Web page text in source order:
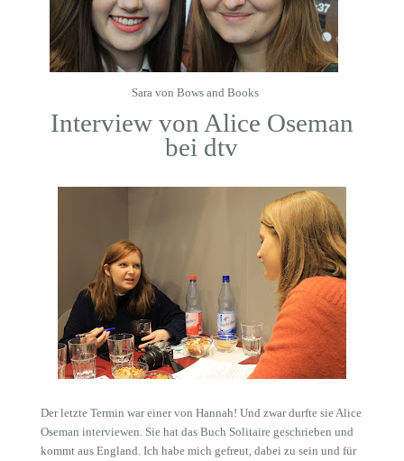
Sara vonBows and Books
Interview von Alice Oseman
bei dtv
Der letzte Termin war einer von Hannah! Und zwar durfte sie Alice
Oseman interviewen. Sie hat das Buch Solitaire geschrieben und
kommt aus England. Ich habe mich gefreut, dabei zu sein und für